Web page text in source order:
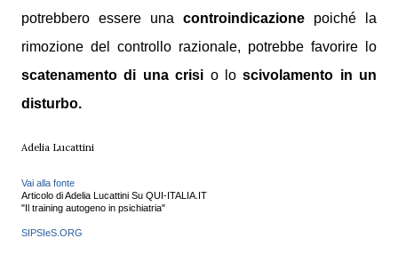
potrebbero essere una controindicazione poiché la
rimozione del controllo razionale, potrebbe favorire lo
scatenamento di una crisi o loscivolamento in un
disturbo.
Adelia Lucattini
Vai alla fonte
Articolo di Adelia Lucattini Su QUI-ITALIA.IT
"Il training autogeno in psichiatria"
SIPSIeS.ORG